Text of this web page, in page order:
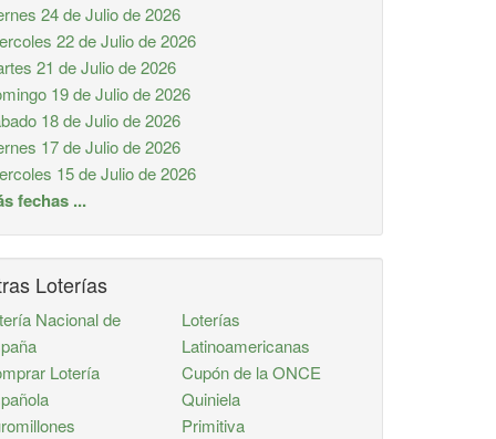
24 de Julio de 2026
22 de Julio de 2026
21 de Julio de 2026
19 de Julio de 2026
18 de Julio de 2026
17 de Julio de 2026
15 de Julio de 2026
fechas ...
Loterías
Nacional de
Lotería
Loterías
Latinoamericanas
Cupón de la ONCE
Quiniela
Primitiva